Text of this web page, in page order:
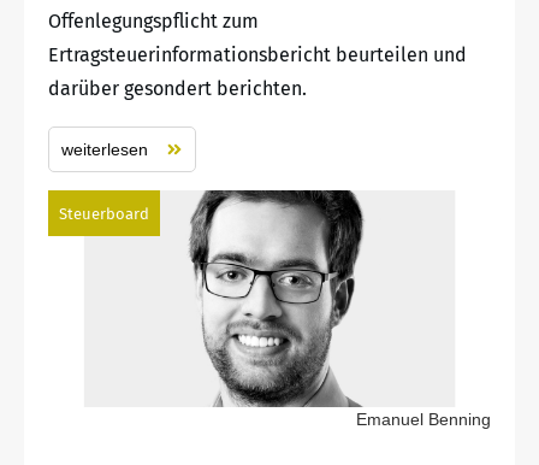
Offenlegungspflicht zum
Ertragsteuerinformationsbericht beurteilen und
darüber gesondert berichten.
weiterlesen
Steuerboard
Emanuel Benning